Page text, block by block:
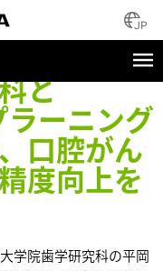
JP
と
ーニング
口腔がん
度向上を
学院歯学研究科の平岡